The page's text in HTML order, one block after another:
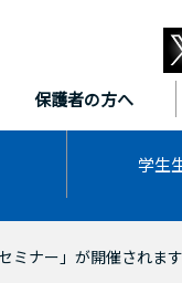
保護者の方へ
学生
ミナー」が開催されます